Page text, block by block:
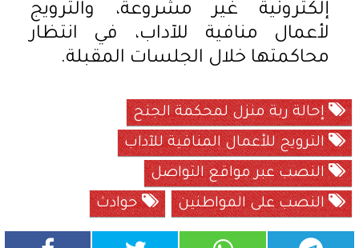
إلكترونية غير مشروعة، والترويج
لأعمال منافية للآداب، في انتظار
محاكمتها خلال الجلسات المقبلة.
إحالة ربة منزل لمحكمة الجنح
الترويج للأعمال المنافية للآداب
النصب عبر مواقع التواصل
النصب على المواطنين
حوادث